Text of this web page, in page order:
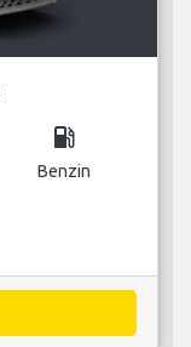
local_gas_station
Benzin